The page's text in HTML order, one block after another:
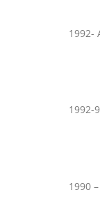
1992-
1992-
1990